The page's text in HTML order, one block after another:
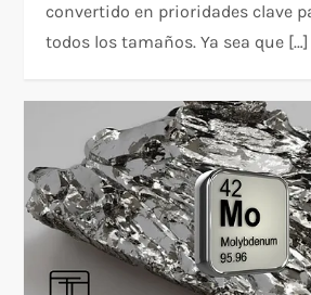
convertido en prioridades clave
todos los tamaños. Ya sea que […]